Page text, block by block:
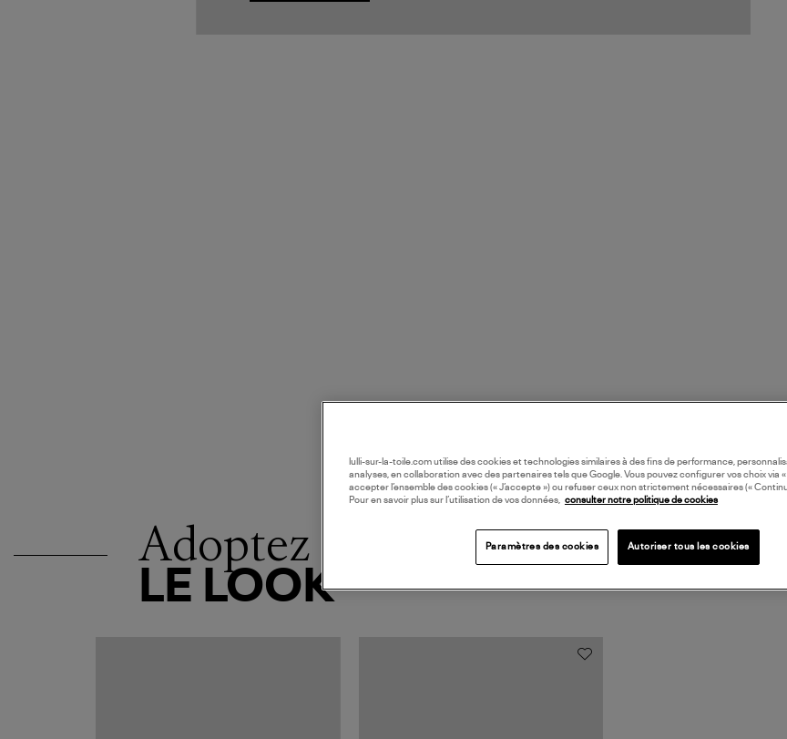
Adoptez
LE LOOK
lulli-sur-la-toile.com utilise des cookies et technologies similaires à des fins de performance,
analyses, en collaboration avec des partenaires tels que Google. Vous pouvez configurer vos choix via «
accepter l’ensemble des cookies (« J’accepte ») ou refuser ceux non strictement nécessaires («
Pour en savoir plus sur l’utilisation de vos données,
consulter notre politique de cookies
Paramètres des cookies Autoriser tous les cookies